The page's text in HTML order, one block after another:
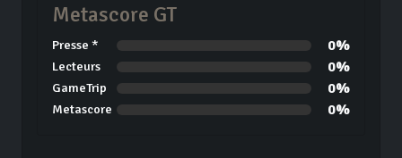
Metascore GT
Presse * 0%
Lecteurs 0%
GameTrip 0%
Metascore 0%